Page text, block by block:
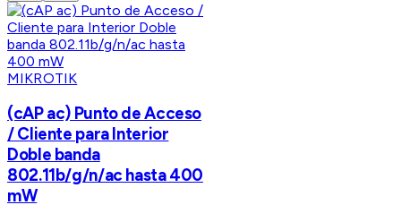
MIKROTIK
(cAP ac) Punto de Acceso
/ Cliente para Interior
Doble banda
802.11b/g/n/ac hasta 400
mW